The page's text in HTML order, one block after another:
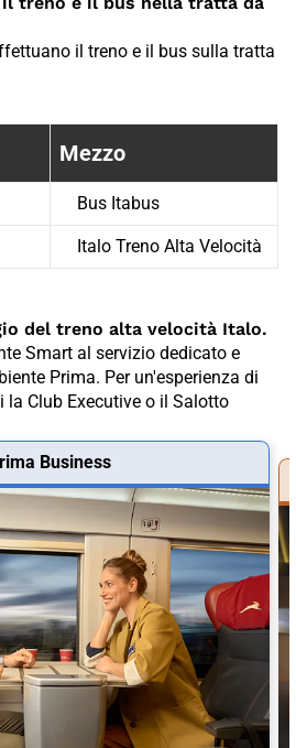
il treno e il bus sulla tratta
Mezzo
Bus Itabus
Italo Treno Alta Velocità
del treno alta velocità Italo.
Smart al servizio dedicato e
Prima. Per un'esperienza di
Club Executive o il Salotto
Business